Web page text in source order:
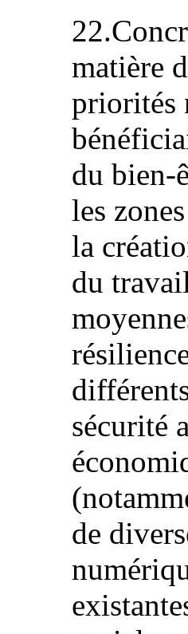
matière
priorités
du bien-
les
la
du
sécurité
de